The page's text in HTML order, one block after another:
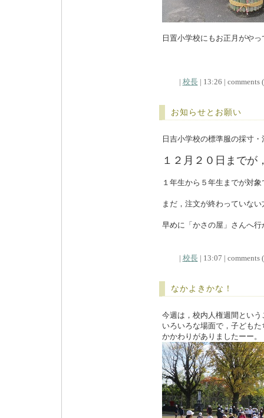
日置小学校にもお正月がや
| 校長| 13:26 | comments
お知らせとお願い
日吉小学校の標準服の採寸
１２月２０日までが
１年生から５年生までが対象
まだ，注文が終わっていない
早めに「かさの屋」さんへ
| 校長| 13:07 | comments
なかよきかな！
今週は，校内人権週間という
いろいろな場面で，子どもた
かかわりがありましたーー。